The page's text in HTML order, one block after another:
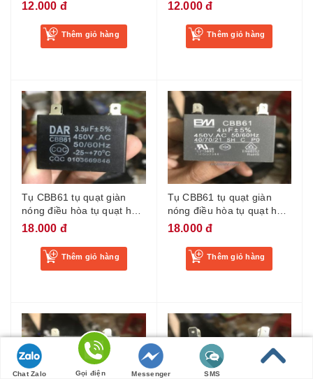
12.000 đ
Thêm giỏ hàng
12.000 đ
Thêm giỏ hàng
Tụ CBB61 tụ quạt giàn
nóng điều hòa tụ quạt hơi
nước chân cắm tụ điều
18.000 đ
Thêm giỏ hàng
Tụ CBB61 tụ quạt giàn
nóng điều hòa tụ quạt hơi
nước chân cắm tụ điều
18.000 đ
Thêm giỏ hàng
Chat Zalo Gọi điện Messenger SMS